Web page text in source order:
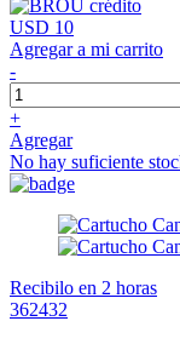
USD 10
Agregar a mi carrito
-
+
Agregar
No hay suficiente
Recibilo en 2 horas
362432